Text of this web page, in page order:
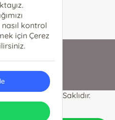
575 53 53
Tüm Hakları Saklıdır.
kontrol
için Çerez